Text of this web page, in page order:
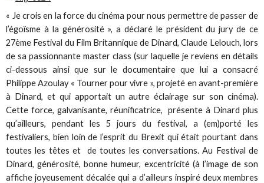
« Je crois en la force du cinéma pour nous permettre de passer de
l’égoïsme à la générosité », a déclaré le président du jury de ce
27ème Festival du Film Britannique de Dinard, Claude Lelouch, lors
de sa passionnante master class (sur laquelle je reviens en détails
ci-dessous ainsi que sur le documentaire que lui a consacré
Philippe Azoulay « Tourner pour vivre », projeté en avant-première
à Dinard, et qui apportait un autre éclairage sur son cinéma).
Cette force, galvanisante, réunificatrice, présente à Dinard plus
qu’ailleurs, pendant les 5 jours du festival, a (em)porté les
festivaliers, bien loin de l’esprit du Brexit qui était pourtant dans
toutes les têtes et de toutes les conversations. Au Festival de
Dinard, générosité, bonne humeur, excentricité (à l’image de son
affiche joyeusement décalée qui a d’ailleurs inspiré deux membres